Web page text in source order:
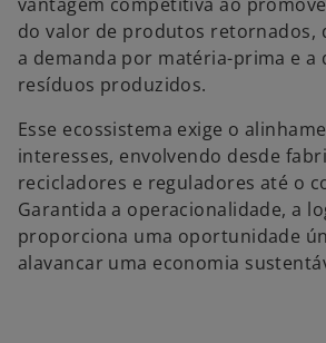
do valor de produtos retornados,
a demanda por matéria-prima e a
resíduos produzidos.
Esse ecossistema exige o
interesses, envolvendo desde
recicladores e reguladores até o
Garantida a operacionalidade, a
proporciona uma oportunidade
alavancar uma economia